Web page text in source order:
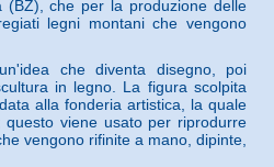
(BZ), che per la produzione delle
legni montani che vengono
che diventa disegno, poi
in legno. La figura scolpita
alla fonderia artistica, la quale
viene usato per riprodurre
vengono rifinite a mano, dipinte,